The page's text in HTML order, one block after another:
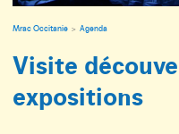
Mrac Occitanie Agenda
Visite
expositions